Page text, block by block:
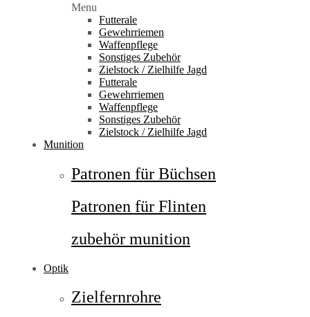
Menu
Futterale
Gewehrriemen
Waffenpflege
Sonstiges Zubehör
Zielstock / Zielhilfe Jagd
Futterale
Gewehrriemen
Waffenpflege
Sonstiges Zubehör
Zielstock / Zielhilfe Jagd
Munition
Patronen für Büchsen
Patronen für Flinten
zubehör munition
Optik
Zielfernrohre